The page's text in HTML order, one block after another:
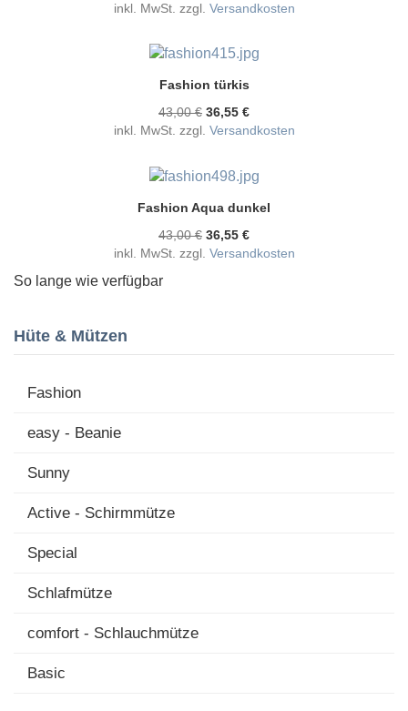
inkl. MwSt. zzgl. Versandkosten
Fashion türkis
43,00 € 36,55 €
inkl. MwSt. zzgl. Versandkosten
Fashion Aqua dunkel
43,00 € 36,55 €
inkl. MwSt. zzgl. Versandkosten
So lange wie verfügbar
Hüte & Mützen
Fashion
easy - Beanie
Sunny
Active - Schirmmütze
Special
Schlafmütze
comfort - Schlauchmütze
Basic